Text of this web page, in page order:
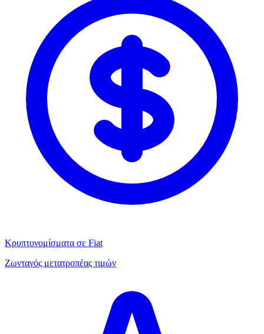
Κρυπτονομίσματα σε Fiat
Ζωντανός μετατροπέας τιμών